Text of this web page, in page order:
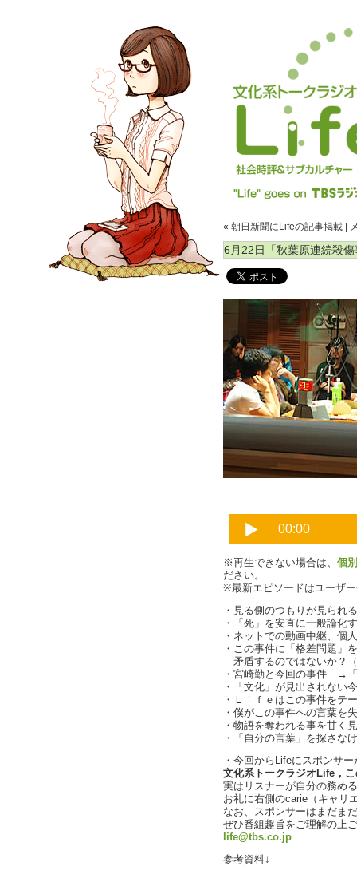
« 朝日新聞にLifeの記事掲載
6月22日「秋葉原連続殺
※再生できない場合は、 個
ださい。
※最新エピソードはユーザ
・見る側のつもりが見られ
・「死」を安直に一般論化
・ネットでの動画中継、個
・この事件に「格差問題」
矛盾するのではないか？
・宮崎勤と今回の事件 →
・「文化」が見出されない
・Ｌｉｆｅはこの事件をテ
・僕がこの事件への言葉を
・物語を奪われる事を甘く
・「自分の言葉」を探さな
・今回からLifeにスポンサ
文化系トークラジオLife，
実はリスナーが自分の務め
お礼に右側のcarie（キャリ
なお、スポンサーはまだま
ぜひ番組趣旨をご理解の上
life@tbs.co.jp
参考資料↓